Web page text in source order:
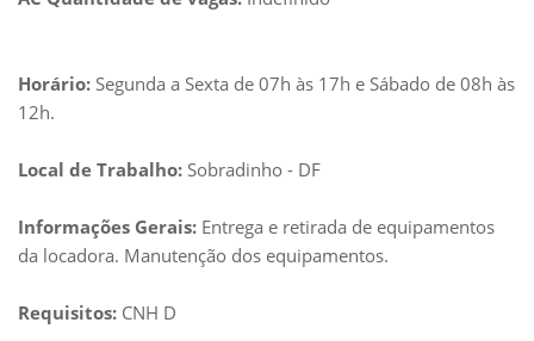
Horário: Segunda a Sexta de 07h às 17h e Sábado de 08h às
12h.
Local de Trabalho: Sobradinho - DF
Informações Gerais: Entrega e retirada de equipamentos
da locadora. Manutenção dos equipamentos.
Requisitos: CNH D